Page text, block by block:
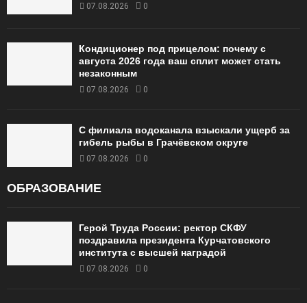
07.08.2026 0
Кондиционер под прицелом: почему с
августа 2026 года ваш сплит может стать
незаконным
07.08.2026 0
С филиала водоканала взыскали ущерб за
гибель рыбы в Грачёвском округе
07.08.2026 0
ОБРАЗОВАНИЕ
Герой Труда России: ректор СКФУ
поздравила президента Курчатовского
института с высшей наградой
07.08.2026 0